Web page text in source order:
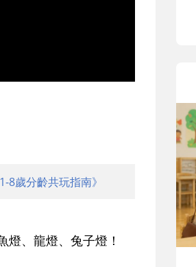
8歲分齡共玩指南》
、龍燈、兔子燈！